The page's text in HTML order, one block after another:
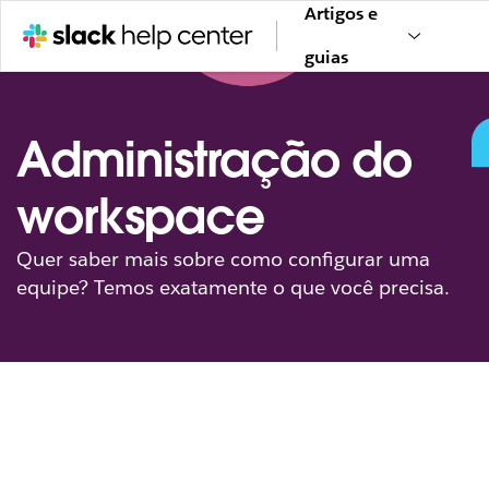
Artigos e
guias
Administração do
workspace
Quer saber mais sobre como configurar uma
equipe? Temos exatamente o que você precisa.